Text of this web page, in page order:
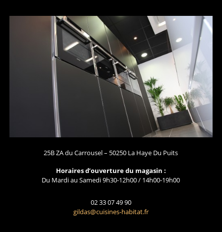
25B ZA du Carrousel – 50250 La Haye Du Puits
Horaires d’ouverture du magasin :
Du Mardi au Samedi 9h30-12h00 / 14h00-19h00
02 33 07 49 90
gildas@cuisines-habitat.fr